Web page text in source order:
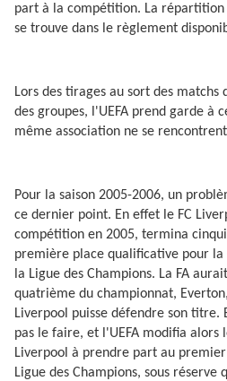
part à la compétition. La répartition
se trouve dans le règlement
Lors des tirages au sort des
des groupes, l'UEFA prend garde à
même association ne se
Pour la saison 2005-2006, un
ce dernier point. En effet le FC
compétition en 2005, termina
première place qualificative pour la
la Ligue des Champions. La FA
quatrième du championnat,
Liverpool puisse défendre son titre.
pas le faire, et l'UEFA modifia
Liverpool à prendre part au
Ligue des Champions, sous réserve